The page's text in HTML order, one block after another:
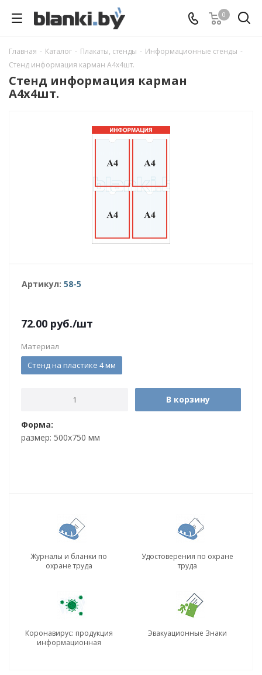
0
Главная - Каталог - Плакаты, стенды - Информационные стенды -
Стенд информация карман А4x4шт.
Стенд информация карман
А4x4шт.
Артикул: 58-5
72.00 руб./шт
Материал
Стенд на пластике 4 мм
В корзину
Форма:
размер: 500х750 мм
Журналы и бланки по
охране труда
Удостоверения по охране
труда
Коронавирус: продукция
информационная
Эвакуационные Знаки